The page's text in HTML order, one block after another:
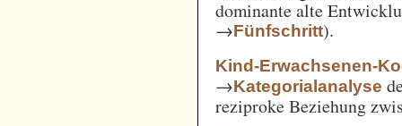
dominante alte
→Fünfschritt).
Kind-Erwachsenen-
→Kategorialanalyse
reziproke Beziehung